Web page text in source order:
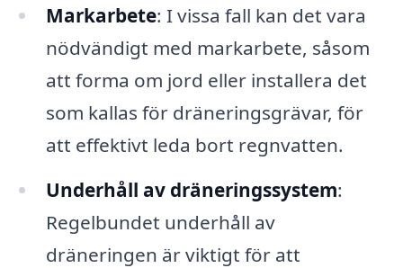
Markarbete: I vissa fall kan det vara
nödvändigt med markarbete, såsom
att forma om jord eller installera det
som kallas för dräneringsgrävar, för
att effektivt leda bort regnvatten.
Underhåll av dräneringssystem:
Regelbundet underhåll av
dräneringen är viktigt för att